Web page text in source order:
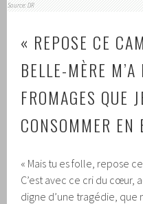
Source: DR
« REPOSE CE
BELLE-MÈRE
FROMAGES QUE
CONSOMMER EN
« Mais tu es folle, repose
C’est avec ce cri du cœur,
digne d’une tragédie,